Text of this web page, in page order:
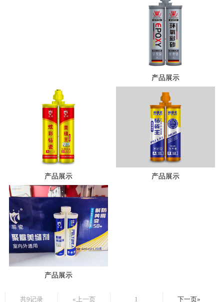
产品展示
产品展示 产品展示
产品展示
共9记录 «上一页 1 下一页»